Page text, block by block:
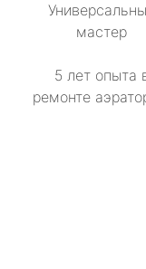
мастер
5 лет опыта
ремонте